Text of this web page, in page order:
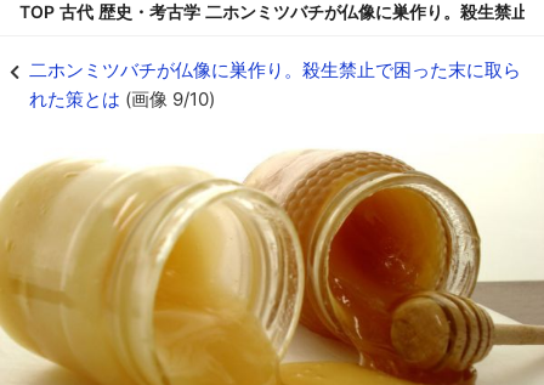
TOP 古代 歴史・考古学 二ホンミツバチが仏像に巣作り。殺生禁止
二ホンミツバチが仏像に巣作り。殺生禁止で困った末に取ら
れた策とは (画像 9/10)